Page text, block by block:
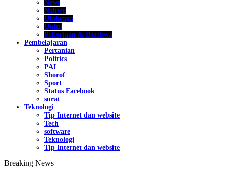
News
Nahwu
Olahraga
Opini
Pekerjaan & Beasiswa
Pembelajaran
Pertanian
Politics
PAI
Shorof
Sport
Status Facebook
surat
Teknologi
Tip Internet dan website
Tech
software
Teknologi
Tip Internet dan website
Breaking News